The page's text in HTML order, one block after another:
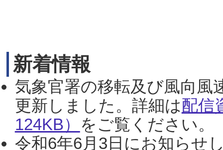
新着情報
気象官署の移転及び風向風
更新しました。詳細は配信
124KB） をご覧ください。
令和6年6月3日にお知らせ